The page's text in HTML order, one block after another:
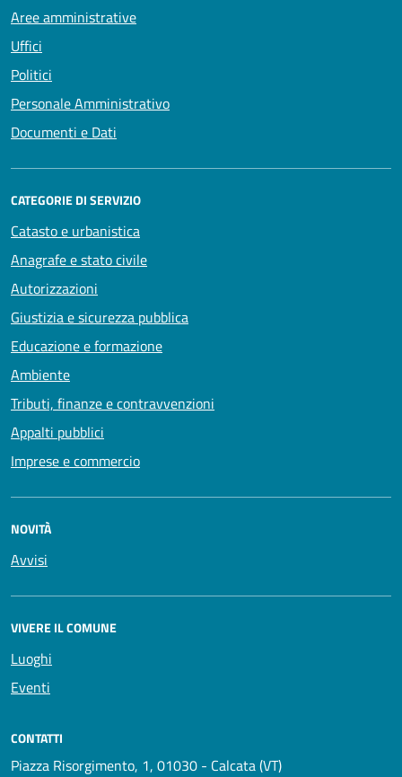
Aree amministrative
Uffici
Politici
Personale Amministrativo
Documenti e Dati
CATEGORIE DI SERVIZIO
Catasto e urbanistica
Anagrafe e stato civile
Autorizzazioni
Giustizia e sicurezza pubblica
Educazione e formazione
Ambiente
Tributi, finanze e contravvenzioni
Appalti pubblici
Imprese e commercio
NOVITÀ
Avvisi
VIVERE IL COMUNE
Luoghi
Eventi
CONTATTI
Piazza Risorgimento, 1, 01030 - Calcata (VT)